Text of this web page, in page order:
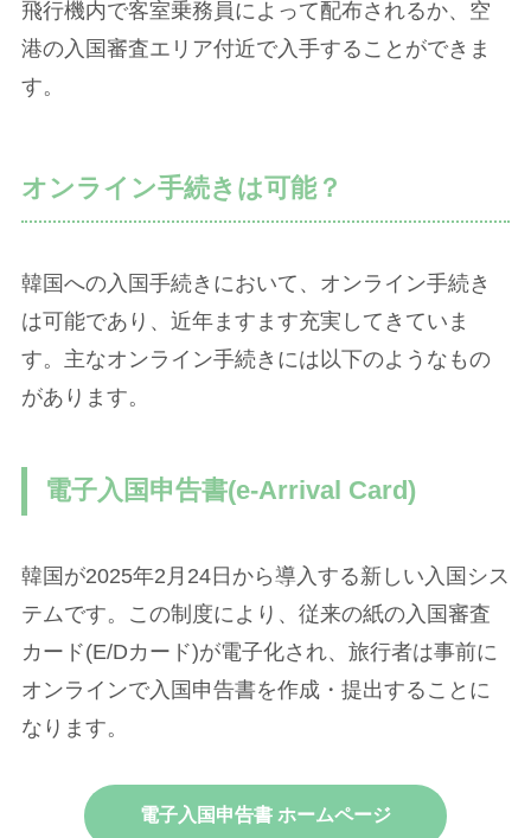
飛行機内で客室乗務員によって配布されるか、空
港の入国審査エリア付近で入手することができま
す。
オンライン手続きは可能？
韓国への入国手続きにおいて、オンライン手続き
は可能であり、近年ますます充実してきていま
す。主なオンライン手続きには以下のようなもの
があります。
電子入国申告書(e-Arrival Card)
韓国が2025年2月24日から導入する新しい入国シス
テムです。この制度により、従来の紙の入国審査
カード(E/Dカード)が電子化され、旅行者は事前に
オンラインで入国申告書を作成・提出することに
なります。
電子入国申告書 ホームページ